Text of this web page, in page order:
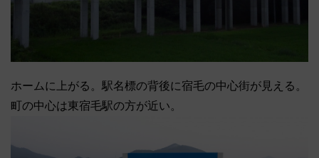
ホームに上がる。駅名標の背後に宿毛の中心街が見える。
町の中心は東宿毛駅の方が近い。